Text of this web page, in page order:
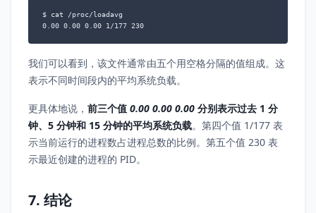
$ cat /proc/loadavg
0.00 0.00 0.00 1/177 230
我们可以看到，该文件通常由五个用空格分隔的值组成。这
表示不同时间段内的平均系统负载。
更具体地说， 前三个值 0.00 0.00 0.00 分别表示过去 1 分
钟、5 分钟和 15 分钟的平均系统负载。第四个值 1/177 表
示当前运行的进程数占进程总数的比例。第五个值 230 表
示最近创建的进程的 PID。
7. 结论